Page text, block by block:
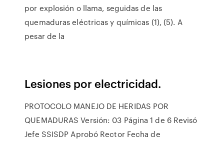
por explosión o llama, seguidas de las
quemaduras eléctricas y químicas (1), (5). A
pesar de la
Lesiones por electricidad.
PROTOCOLO MANEJO DE HERIDAS POR
QUEMADURAS Versión: 03 Página 1 de 6 Revisó
Jefe SSISDP Aprobó Rector Fecha de